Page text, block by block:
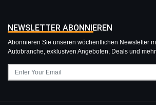
NEWSLETTER ABONNIEREN
Abonnieren Sie unseren wöchentlichen Newsletter
Autobranche, exklusiven Angeboten, Deals und mehr.